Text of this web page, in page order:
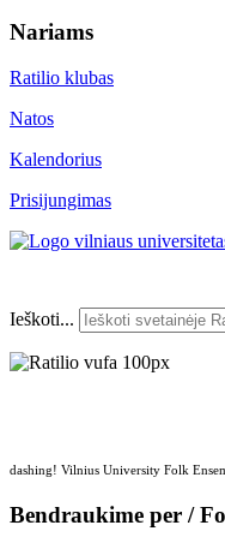
Nariams
Ratilio klubas
Natos
Kalendorius
Prisijungimas
Ieškoti...
dashing! Vilnius University Folk
Bendraukime per /